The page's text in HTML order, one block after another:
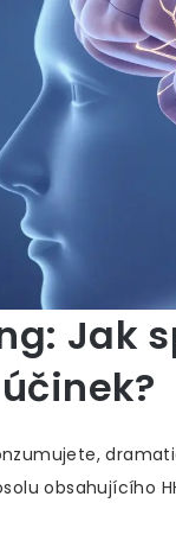
Jak
obsahujícího